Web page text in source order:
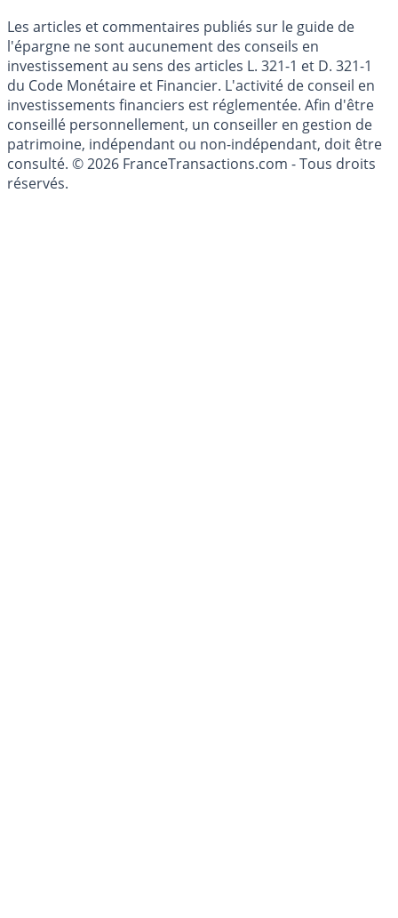
Cookies
Les articles et commentaires publiés sur le guide de
l'épargne ne sont aucunement des conseils en
investissement au sens des articles L. 321-1 et D. 321-1
du Code Monétaire et Financier. L'activité de conseil en
investissements financiers est réglementée. Afin d'être
conseillé personnellement, un conseiller en gestion de
patrimoine, indépendant ou non-indépendant, doit être